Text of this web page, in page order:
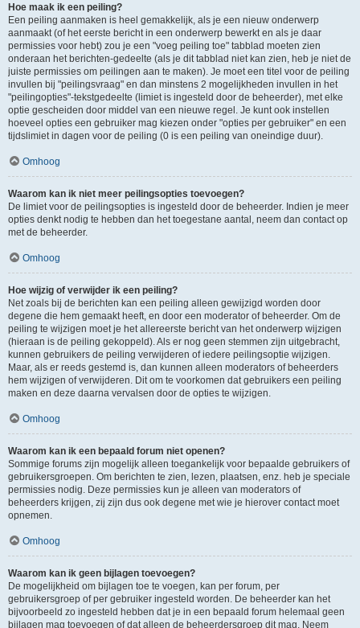
Hoe maak ik een peiling?
Een peiling aanmaken is heel gemakkelijk, als je een nieuw onderwerp
aanmaakt (of het eerste bericht in een onderwerp bewerkt en als je daar
permissies voor hebt) zou je een "voeg peiling toe" tabblad moeten zien
onderaan het berichten-gedeelte (als je dit tabblad niet kan zien, heb je niet de
juiste permissies om peilingen aan te maken). Je moet een titel voor de peiling
invullen bij "peilingsvraag" en dan minstens 2 mogelijkheden invullen in het
"peilingopties"-tekstgedeelte (limiet is ingesteld door de beheerder), met elke
optie gescheiden door middel van een nieuwe regel. Je kunt ook instellen
hoeveel opties een gebruiker mag kiezen onder "opties per gebruiker" en een
tijdslimiet in dagen voor de peiling (0 is een peiling van oneindige duur).
Omhoog
Waarom kan ik niet meer peilingsopties toevoegen?
De limiet voor de peilingsopties is ingesteld door de beheerder. Indien je meer
opties denkt nodig te hebben dan het toegestane aantal, neem dan contact op
met de beheerder.
Omhoog
Hoe wijzig of verwijder ik een peiling?
Net zoals bij de berichten kan een peiling alleen gewijzigd worden door
degene die hem gemaakt heeft, en door een moderator of beheerder. Om de
peiling te wijzigen moet je het allereerste bericht van het onderwerp wijzigen
(hieraan is de peiling gekoppeld). Als er nog geen stemmen zijn uitgebracht,
kunnen gebruikers de peiling verwijderen of iedere peilingsoptie wijzigen.
Maar, als er reeds gestemd is, dan kunnen alleen moderators of beheerders
hem wijzigen of verwijderen. Dit om te voorkomen dat gebruikers een peiling
maken en deze daarna vervalsen door de opties te wijzigen.
Omhoog
Waarom kan ik een bepaald forum niet openen?
Sommige forums zijn mogelijk alleen toegankelijk voor bepaalde gebruikers of
gebruikersgroepen. Om berichten te zien, lezen, plaatsen, enz. heb je speciale
permissies nodig. Deze permissies kun je alleen van moderators of
beheerders krijgen, zij zijn dus ook degene met wie je hierover contact moet
opnemen.
Omhoog
Waarom kan ik geen bijlagen toevoegen?
De mogelijkheid om bijlagen toe te voegen, kan per forum, per
gebruikersgroep of per gebruiker ingesteld worden. De beheerder kan het
bijvoorbeeld zo ingesteld hebben dat je in een bepaald forum helemaal geen
bijlagen mag toevoegen of dat alleen de beheerdersgroep dit mag. Neem